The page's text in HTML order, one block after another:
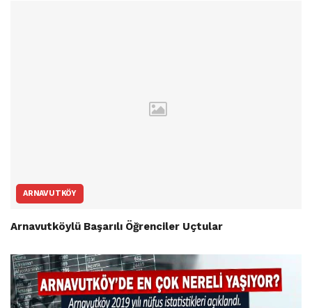
ARNAVUTKÖY
Arnavutköylü Başarılı Öğrenciler Uçtular